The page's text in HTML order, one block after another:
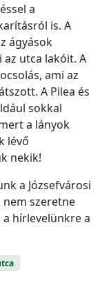
a
is. A
ágyások
utca lakóit. A
ami az
A Pilea és
sokkal
a lányok
lévő
nekik!
a Józsefvárosi
nem szeretne
hírlevelünkre a